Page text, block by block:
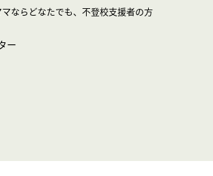
ならどなたでも、不登校支援者の方
ー